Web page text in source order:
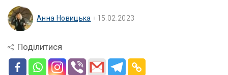
Анна Новицька 15.02.2023
Поділитися